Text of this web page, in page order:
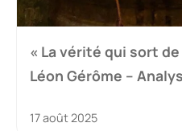
« La vérité qui sort
Léon Gérôme –
17 août 2025